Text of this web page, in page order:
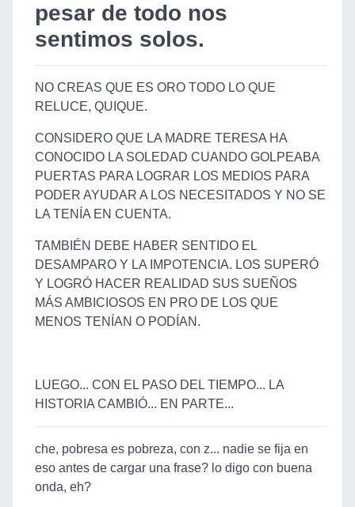
pesar de todo nos
sentimos solos.
NO CREAS QUE ES ORO TODO LO QUE
RELUCE, QUIQUE.
CONSIDERO QUE LA MADRE TERESA HA
CONOCIDO LA SOLEDAD CUANDO GOLPEABA
PUERTAS PARA LOGRAR LOS MEDIOS PARA
PODER AYUDAR A LOS NECESITADOS Y NO SE
LA TENÍA EN CUENTA.
TAMBIÉN DEBE HABER SENTIDO EL
DESAMPARO Y LA IMPOTENCIA. LOS SUPERÓ
Y LOGRÓ HACER REALIDAD SUS SUEÑOS
MÁS AMBICIOSOS EN PRO DE LOS QUE
MENOS TENÍAN O PODÍAN.
LUEGO... CON EL PASO DEL TIEMPO... LA
HISTORIA CAMBIÓ... EN PARTE...
che, pobresa es pobreza, con z... nadie se fija en
eso antes de cargar una frase? lo digo con buena
onda, eh?